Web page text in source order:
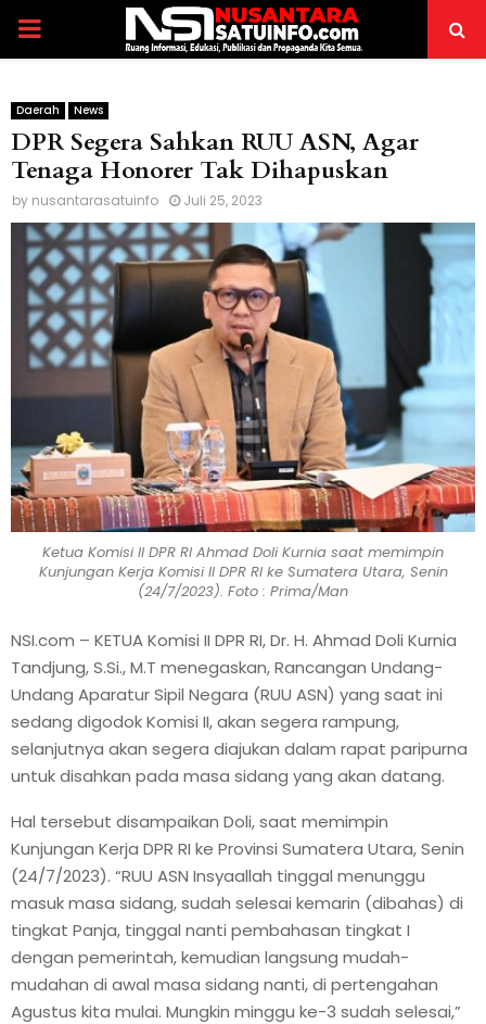
PRIMARY
Daerah News
DPR Segera Sahkan RUU ASN, Agar
Tenaga Honorer Tak Dihapuskan
by nusantarasatuinfo Juli 25, 2023
Ketua Komisi II DPR RI Ahmad Doli Kurnia saat memimpin
Kunjungan Kerja Komisi II DPR RI ke Sumatera Utara, Senin
(24/7/2023). Foto : Prima/Man
NSI.com – KETUA Komisi II DPR RI, Dr. H. Ahmad Doli Kurnia
Tandjung, S.Si., M.T menegaskan, Rancangan Undang-
Undang Aparatur Sipil Negara (RUU ASN) yang saat ini
sedang digodok Komisi II, akan segera rampung,
selanjutnya akan segera diajukan dalam rapat paripurna
untuk disahkan pada masa sidang yang akan datang.
Hal tersebut disampaikan Doli, saat memimpin
Kunjungan Kerja DPR RI ke Provinsi Sumatera Utara, Senin
(24/7/2023). “RUU ASN Insyaallah tinggal menunggu
masuk masa sidang, sudah selesai kemarin (dibahas) di
tingkat Panja, tinggal nanti pembahasan tingkat I
dengan pemerintah, kemudian langsung mudah-
mudahan di awal masa sidang nanti, di pertengahan
Agustus kita mulai. Mungkin minggu ke-3 sudah selesai,”